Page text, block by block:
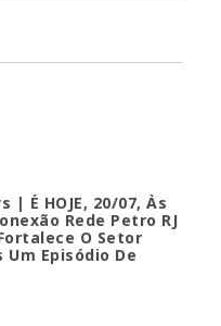
| É HOJE, 20/07, Às
Rede Petro RJ
O Setor
Um Episódio De